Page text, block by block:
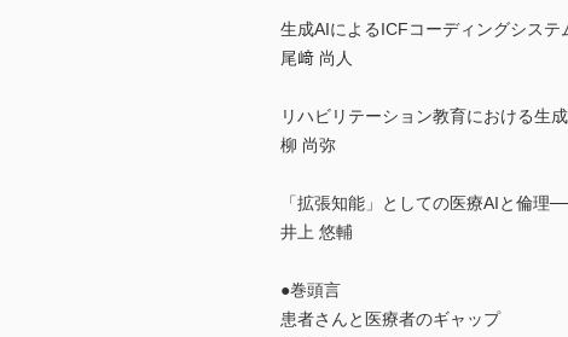
生成AIによるICFコーディングシステ
尾﨑 尚人
リハビリテーション教育における生
柳 尚弥
「拡張知能」としての医療AIと倫理
井上 悠輔
●巻頭言
患者さんと医療者のギャップ